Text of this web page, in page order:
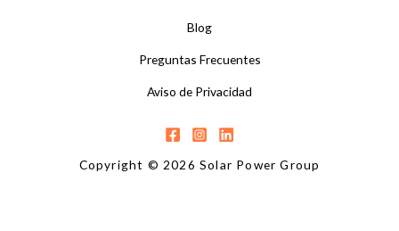
Blog
Preguntas Frecuentes
Aviso de Privacidad
Copyright © 2026 Solar Power Group